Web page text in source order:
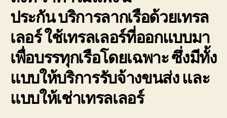
ประกันบริการลากเรือด้วยเทรล
เลอร์ใช้เทรลเลอร์ที่ออกแบบมา
เพื่อบรรทุกเรือโดยเฉพาะ ซึ่งมีทั้ง
แบบให้บริการรับจ้างขนส่ง และ
แบบให้เช่าเทรลเลอร์